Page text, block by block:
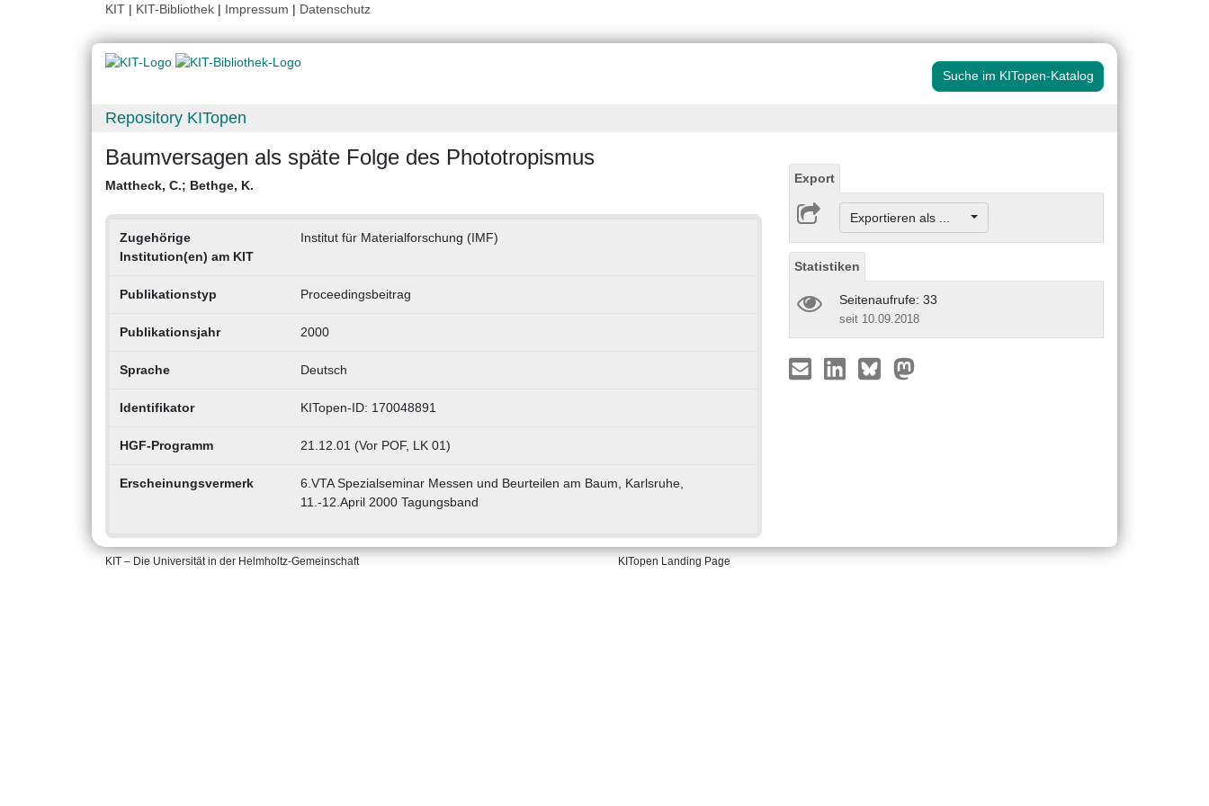
KIT | KIT-Bibliothek | Impressum | Datenschutz
Suche im KITopen-Katalog
Repository KITopen
Baumversagen als späte Folge des Phototropismus
Mattheck, C.; Bethge, K.
Zugehörige
Institution(en) am KIT
Institut für Materialforschung (IMF)
Publikationstyp Proceedingsbeitrag
Publikationsjahr 2000
Sprache Deutsch
Identifikator KITopen-ID: 170048891
HGF-Programm 21.12.01 (Vor POF, LK 01)
Erscheinungsvermerk
6.VTA Spezialseminar Messen und Beurteilen am Baum, Karlsruhe,
11.-12.April 2000 Tagungsband
Export
Exportieren als ...
Statistiken
Seitenaufrufe: 33
seit 10.09.2018
KIT – Die Universität in der Helmholtz-Gemeinschaft KITopen Landing Page